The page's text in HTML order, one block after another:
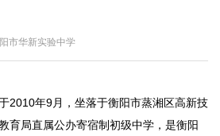
市华新实验中学
2010年9月，坐落于衡阳市蒸湘区高新技
育局直属公办寄宿制初级中学，是衡阳